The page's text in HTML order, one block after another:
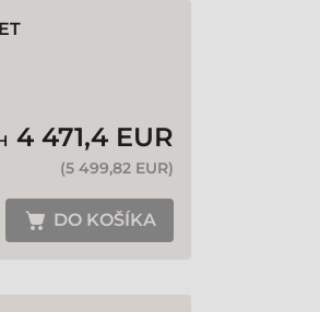
4 471,4 EUR
(5 499,82 EUR)
DO KOŠÍKA